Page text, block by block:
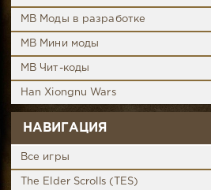
MB Моды в разработке
MB Мини моды
MB Чит-коды
Han Xiongnu Wars
НАВИГАЦИЯ
Все игры
The Elder Scrolls (TES)